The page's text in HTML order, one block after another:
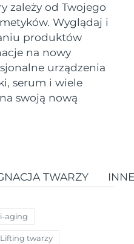
zależy od Twojego
Wyglądaj i
produktów
na nowy
urządzenia
serum i wiele
swoją nową
TWARZY
aging
Lifting twarzy
Oczekiwany czas dostawy
8/10/26
Oczekiwany czas dostawy
Oczekiwany czas dostawy